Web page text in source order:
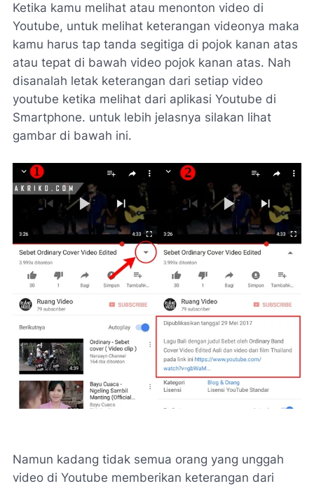
Ketika kamu melihat atau menonton video di
Youtube, untuk melihat keterangan videonya maka
kamu harus tap tanda segitiga di pojok kanan atas
atau tepat di bawah video pojok kanan atas. Nah
disanalah letak keterangan dari setiap video
youtube ketika melihat dari aplikasi Youtube di
Smartphone. untuk lebih jelasnya silakan lihat
gambar di bawah ini.
Namun kadang tidak semua orang yang unggah
video di Youtube memberikan keterangan dari